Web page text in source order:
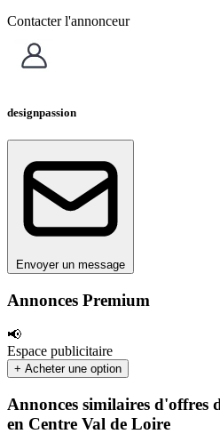
Annonces Premium
📢
Espace publicitaire
+ Acheter une option
Contacter l'annonceur
designpassion
Envoyer un message
Annonces similaires d'offres
en Centre Val de Loire